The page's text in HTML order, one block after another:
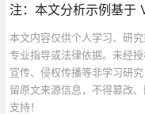
注：本文分析示例基于
本文内容仅供个人学习、研
专业指导或法律依据。未经
宣传、侵权传播等非学习研
留原文来源信息，不得篡改
支持！